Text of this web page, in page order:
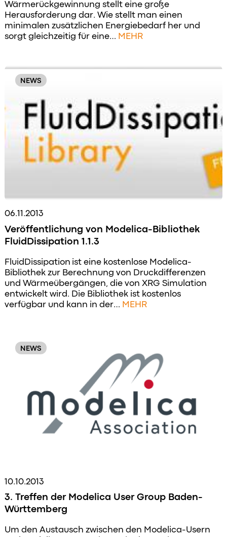
Wärmerückgewinnung stellt eine große
Herausforderung dar. Wie stellt man einen
minimalen zusätzlichen Energiebedarf her und
sorgt gleichzeitig für eine… MEHR
NEWS
06.11.2013
Veröffentlichung von Modelica-Bibliothek
FluidDissipation 1.1.3
FluidDissipation ist eine kostenlose Modelica-
Bibliothek zur Berechnung von Druckdifferenzen
und Wärmeübergängen, die von XRG Simulation
entwickelt wird. Die Bibliothek ist kostenlos
verfügbar und kann in der… MEHR
NEWS
10.10.2013
3. Treffen der Modelica User Group Baden-
Württemberg
Um den Austausch zwischen den Modelica-Usern